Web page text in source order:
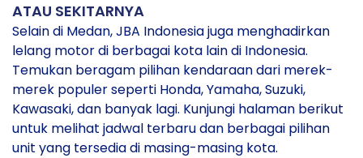
ATAU SEKITARNYA
Selain di Medan, JBA Indonesia juga menghadirkan
lelang motor di berbagai kota lain di Indonesia.
Temukan beragam pilihan kendaraan dari merek-
merek populer seperti Honda, Yamaha, Suzuki,
Kawasaki, dan banyak lagi. Kunjungi halaman berikut
untuk melihat jadwal terbaru dan berbagai pilihan
unit yang tersedia di masing-masing kota.